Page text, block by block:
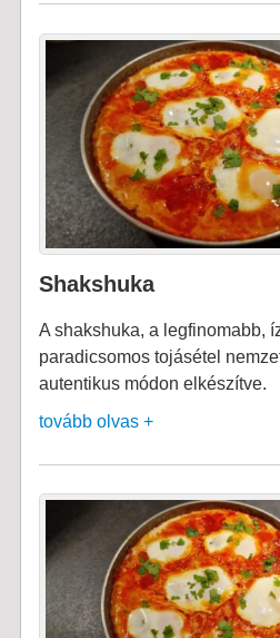
Shakshuka
A shakshuka, a legfinomabb,
paradicsomos tojásétel
autentikus módon elkészítve.
tovább olvas +